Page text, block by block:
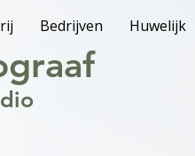
Bedrijven Huwelijk